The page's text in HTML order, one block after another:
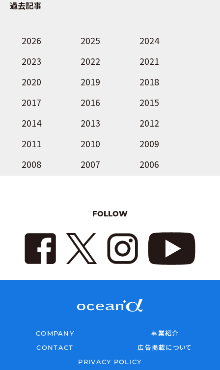
過去記事
2026 2025
2024
2023
2022
2021
2020
2019
2018
2017
2016
2015
2014
2013
2012
2011
2010
2009
2008
2007 2006
FOLLOW
COMPANY
事業紹介
CONTACT
広告掲載について
PRIVACY POLICY